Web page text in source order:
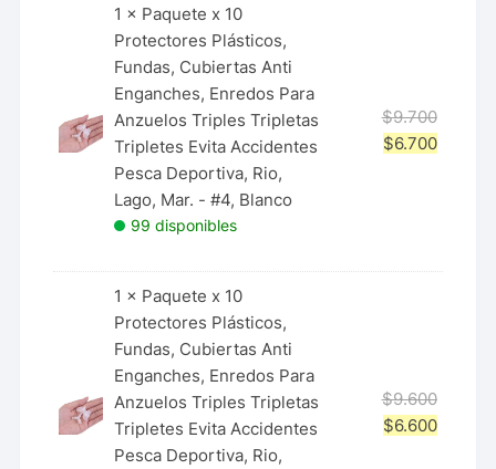
1 × Paquete x 10
Protectores Plásticos,
Fundas, Cubiertas Anti
Enganches, Enredos Para
Anzuelos Triples Tripletas
Tripletes Evita Accidentes
Pesca Deportiva, Rio,
Lago, Mar. - #4, Blanco
99 disponibles
$9.700
$6.700
1 × Paquete x 10
Protectores Plásticos,
Fundas, Cubiertas Anti
Enganches, Enredos Para
Anzuelos Triples Tripletas
Tripletes Evita Accidentes
Pesca Deportiva, Rio,
$9.600
$6.600